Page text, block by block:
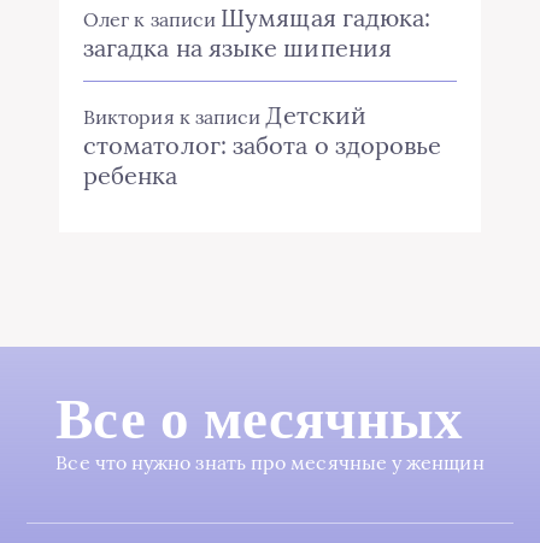
Олег к записи Шумящая гадюка:
загадка на языке шипения
Виктория к записи Детский
стоматолог: забота о здоровье
ребенка
Все о месячных
Все что нужно знать про месячные у женщин